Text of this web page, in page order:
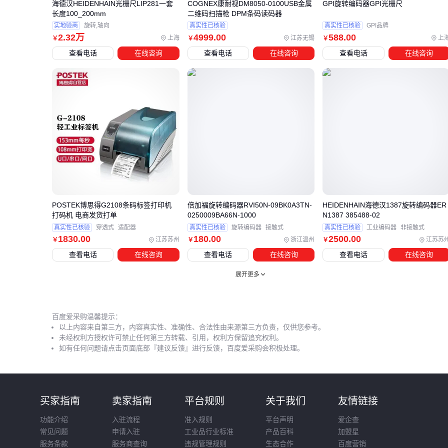
⚠️ 最危险的误解是"不坏不修"。译码器芯片的焊点会随温度变
化老化，建议每2年用热成像仪检查一次温度分布
用压缩空气除尘时，要避开
数据线缆
接口。气压过大可能
业场景的工业译码器 和音视频系统的音频译码器
看似原理
相似，实际就像柴油机和电动机——各有各的主场。
￥2.32万 上海
海德汉HEIDENHAIN光栅尺LIP281一套
长度100_200mm
实地验商 旋转,轴向
查看电话 在线咨询
￥4999.00 江苏无锡
COGNEX康耐视DM8050-0100USB金属
二维码扫描枪 DPM条码读码器
真实性已核验
查看电话 在线咨询
￥588.00 上
GPI旋转编码器GPI光栅尺
真实性已核验 GPI品牌
查看电话 在线咨询
￥ 1830.00 江苏苏州
POSTEK博思得G2108条码标签打印机
打码机 电商发货打单
真实性已核验 穿透式 适配器
查看电话 在线咨询
￥ 180.00 浙江温州
倍加福旋转编码器RVI50N-09BK0A3TN-
0250009BA66N-1000
真实性已核验 旋转编码器 接触式
查看电话 在线咨询
￥2500.00 江苏苏
HEIDENHAIN海德汉1387旋转编码器ER
N1387 385488-02
真实性已核验 工业编码器 非接触式
查看电话 在线咨询
展开更多
百度爱采购温馨提示：
以上内容来自第三方，内容真实性、准确性、合法性由来源第三方负责，仅供您参考。
未经权利方授权许可禁止任何第三方转载、引用，权利方保留追究权利。
如有任何问题请点击页面底部『建议反馈』进行反馈，百度爱采购会积极处理。
买家指南
功能介绍
常见问题
服务条款
卖家指南
入驻流程
申请入驻
服务商查询
平台规则
准入规则
工业品行业标准
违规管理规则
关于我们
平台声明
产品百科
生态合作
友情链接
爱企查
加盟星
百度营销